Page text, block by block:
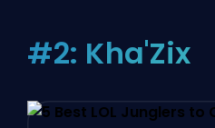
#2: Kha'Zix